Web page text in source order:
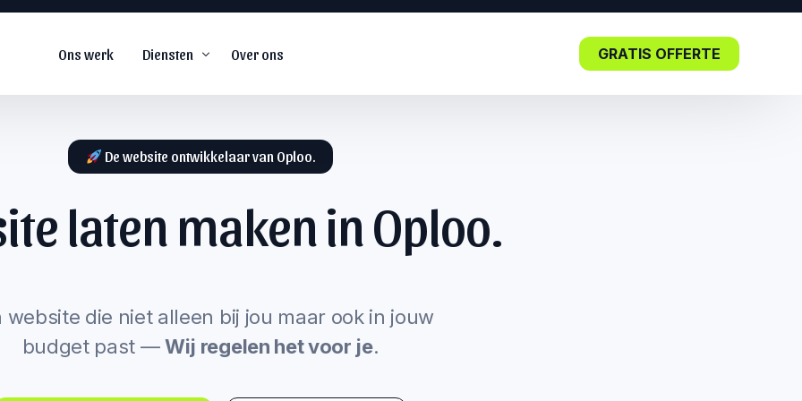
Ons werk Diensten
De #1web agency voor
snel groeiende
Lees nu: De impact van SEO in
Over ons GRATIS OFFERTE
De website ontwikkelaar van Oploo.
laten maken in Oploo.
website die niet alleen bij jou maar ook in jouw
budget past —Wij regelen het voor je.